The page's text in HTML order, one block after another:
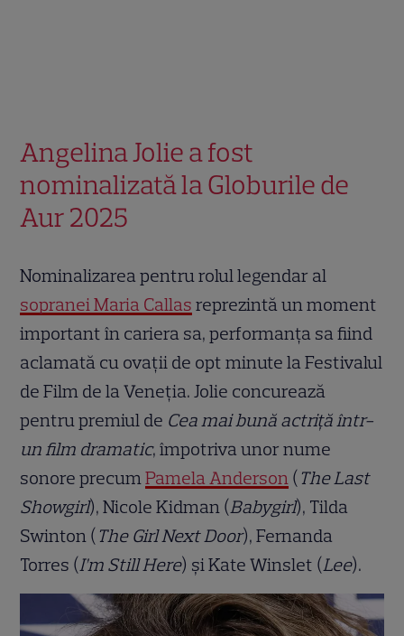
Angelina Jolie a fost
nominalizată la Globurile de
Aur 2025
Nominalizarea pentru rolul legendar al
sopranei Maria Callas reprezintă un moment
important în cariera sa, performanța sa fiind
aclamată cu ovații de opt minute la Festivalul
de Film de la Veneția. Jolie concurează
pentru premiul de Cea mai bună actriță într-
un film dramatic, împotriva unor nume
sonore precumPamela Anderson ( The Last
Showgirl), Nicole Kidman (Babygirl), Tilda
Swinton ( The Girl Next Door), Fernanda
Torres (I’m Still Here) și Kate Winslet (Lee).